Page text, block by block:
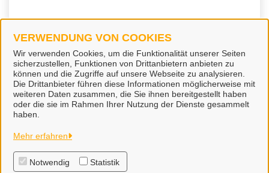
VERWENDUNG VON COOKIES
Wir verwenden Cookies, um die Funktionalität unserer Seiten
sicherzustellen, Funktionen von Drittanbietern anbieten zu
können und die Zugriffe auf unsere Webseite zu analysieren.
Die Drittanbieter führen diese Informationen möglicherweise mit
weiteren Daten zusammen, die Sie ihnen bereitgestellt haben
oder die sie im Rahmen Ihrer Nutzung der Dienste gesammelt
haben.
Mehr erfahren
Notwendig Statistik
Weitere Informationen zur BundID finden Sie auf der
FAQ-Seite des Bundes.
Stadt Soltau
Alle Rechte vorbehalten